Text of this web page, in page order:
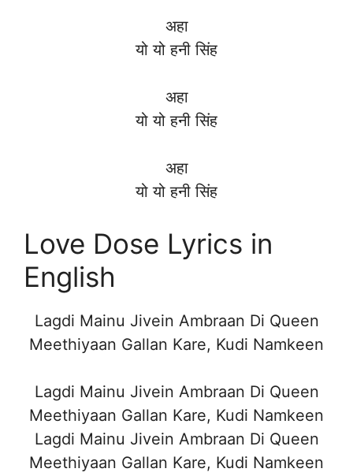
अहा
यो यो हनी सिंह
अहा
यो यो हनी सिंह
अहा
यो यो हनी सिंह
Love Dose Lyrics in
English
Lagdi Mainu Jivein Ambraan Di Queen
Meethiyaan Gallan Kare, Kudi Namkeen
Lagdi Mainu Jivein Ambraan Di Queen
Meethiyaan Gallan Kare, Kudi Namkeen
Lagdi Mainu Jivein Ambraan Di Queen
Meethiyaan Gallan Kare, Kudi Namkeen